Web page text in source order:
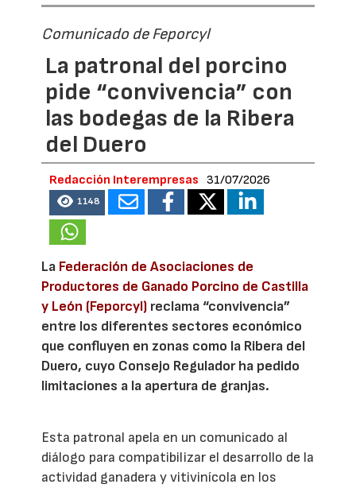
Comunicado de Feporcyl
La patronal del porcino
pide “convivencia” con
las bodegas de la Ribera
del Duero
Redacción Interempresas 31/07/2026
1148
La Federación de Asociaciones de
Productores de Ganado Porcino de Castilla
y León (Feporcyl) reclama “convivencia”
entre los diferentes sectores económico
que confluyen en zonas como la Ribera del
Duero, cuyo Consejo Regulador ha pedido
limitaciones a la apertura de granjas.
Esta patronal apela en un comunicado al
diálogo para compatibilizar el desarrollo de la
actividad ganadera y vitivinícola en los